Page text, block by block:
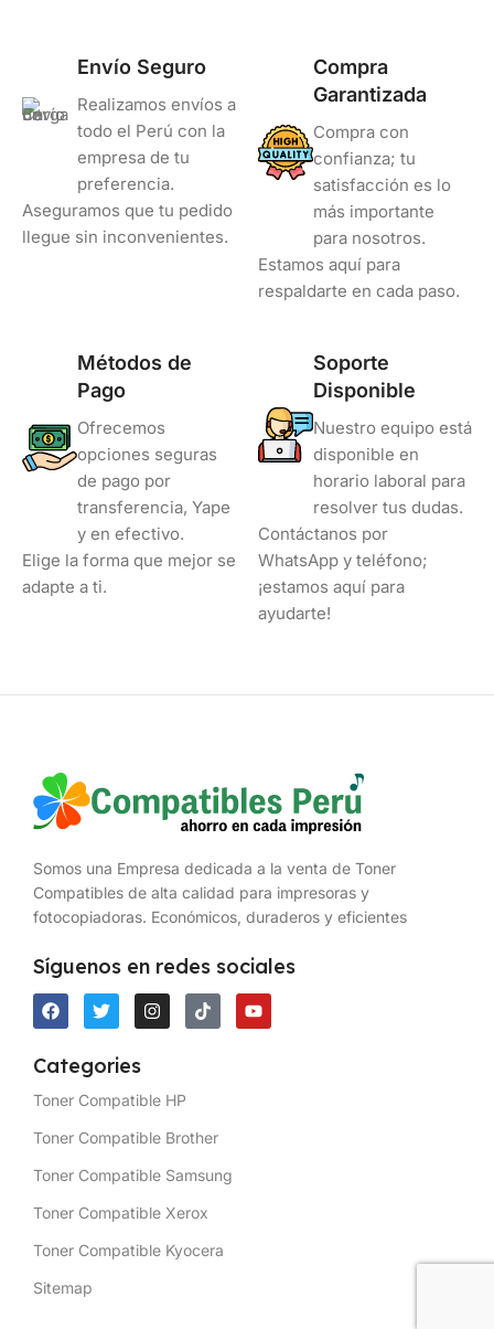
Envío Seguro
Realizamos envíos a
todo el Perú con la
empresa de tu
preferencia.
Aseguramos que tu pedido
llegue sin inconvenientes.
Compra
Garantizada
Compra con
confianza; tu
satisfacción es lo
más importante
para nosotros.
Estamos aquí para
respaldarte en cada paso.
Métodos de
Pago
Ofrecemos
opciones seguras
de pago por
transferencia, Yape
y en efectivo.
Elige la forma que mejor se
adapte a ti.
Soporte
Disponible
Nuestro equipo está
disponible en
horario laboral para
resolver tus dudas.
Contáctanos por
WhatsApp y teléfono;
¡estamos aquí para
ayudarte!
Somos una Empresa dedicada a la venta de Toner
Compatibles de alta calidad para impresoras y
fotocopiadoras. Económicos, duraderos y eficientes
Síguenos en redes sociales
Categories
Toner Compatible HP
Toner Compatible Brother
Toner Compatible Samsung
Toner Compatible Xerox
Toner Compatible Kyocera
Sitemap